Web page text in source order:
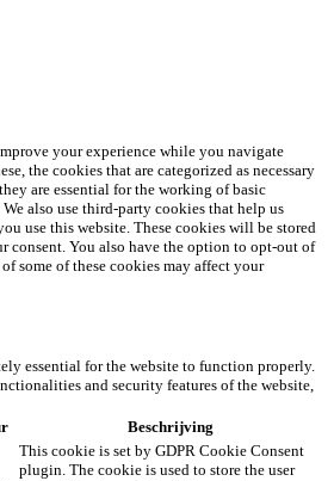
your experience while you navigate
the cookies that are categorized as necessary
are essential for the working of basic
also use third-party cookies that help us
use this website. These cookies will be stored
consent. You also have the option to opt-out of
some of these cookies may affect your
essential for the website to function properly.
and security features of the website,
Beschrijving
This cookie is set by GDPR Cookie Consent
plugin. The cookie is used to store the user